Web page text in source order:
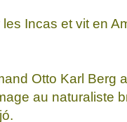
Incas et vit en
Otto Karl Berg
au naturaliste